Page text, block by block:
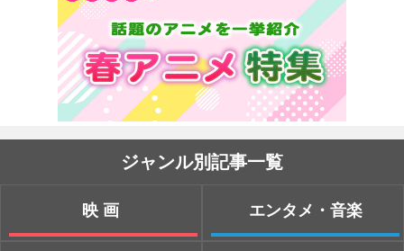
ジャンル別記事一覧
映画 エンタメ・音楽